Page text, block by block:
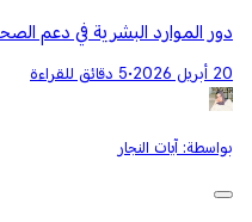
دور الموارد البشرية في دعم
20 أبريل 2026 •5 دقائق للقراءة
بواسطة: آيات النجار